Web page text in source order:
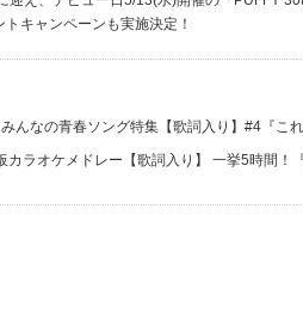
キャンペーンも実施決定！
んなの青春ソング特集【歌詞入り】#4 『こ
カラオケメドレー【歌詞入り】 一挙5時間！